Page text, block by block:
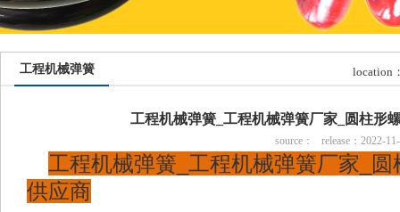
工程机械弹簧
location
工程机械弹簧_工程机械弹簧厂家_圆柱形
source： release：2022-
工程机械弹簧_工程机械弹簧厂家_
供应商